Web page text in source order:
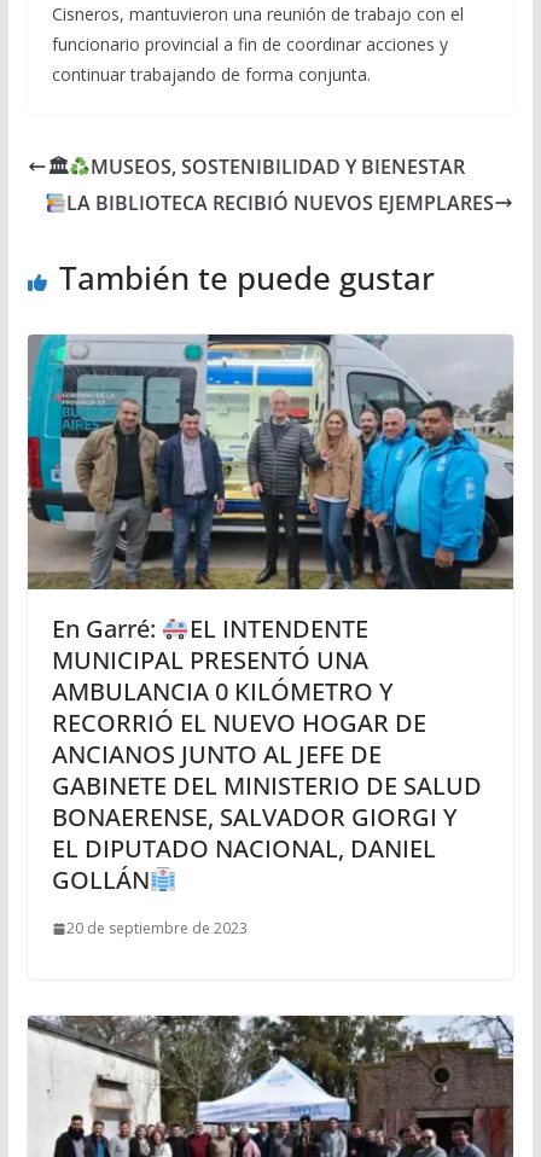
Cisneros, mantuvieron una reunión de trabajo con el
funcionario provincial a fin de coordinar acciones y
continuar trabajando de forma conjunta.
🏛
MUSEOS, SOSTENIBILIDAD Y BIENESTAR
LA BIBLIOTECA RECIBIÓ NUEVOS EJEMPLARES
También te puede gustar
En Garré:
EL INTENDENTE
MUNICIPAL PRESENTÓ UNA
AMBULANCIA 0 KILÓMETRO Y
RECORRIÓ EL NUEVO HOGAR DE
ANCIANOS JUNTO AL JEFE DE
GABINETE DEL MINISTERIO DE SALUD
BONAERENSE, SALVADOR GIORGI Y
EL DIPUTADO NACIONAL, DANIEL
GOLLÁN
20 de septiembre de 2023